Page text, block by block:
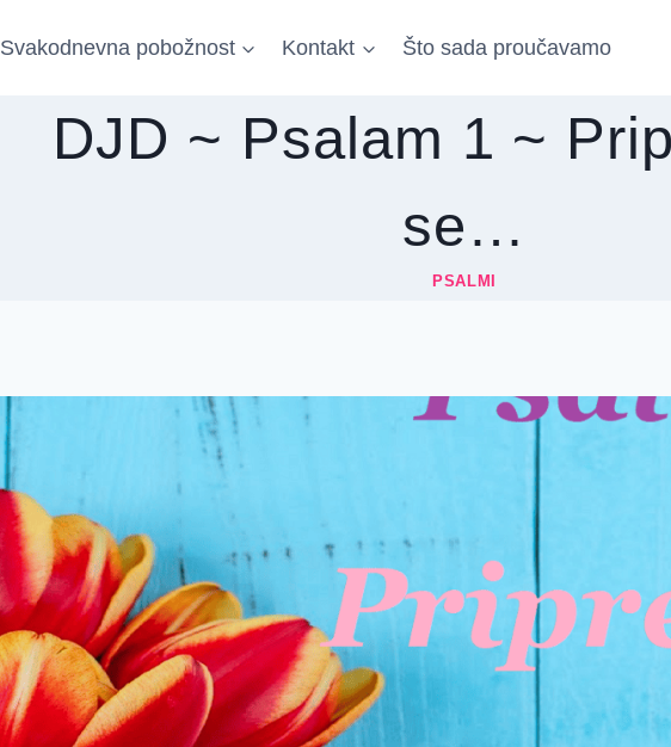
Svakodnevna pobožnost Kontakt Što sada proučavamo
DJD ~ Psalam 1 ~
se…
PSALMI